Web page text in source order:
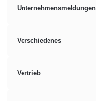
Unternehmensmeldungen
Verschiedenes
Vertrieb